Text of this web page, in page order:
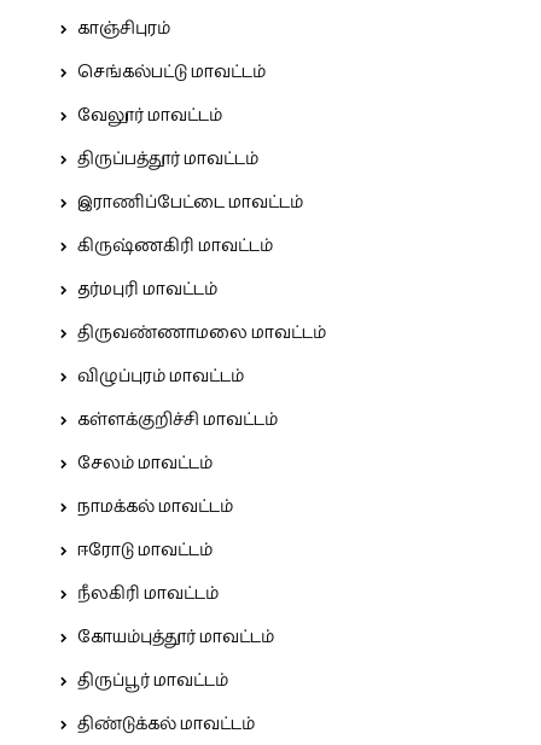
காஞ்சிபுரம்
செங்கல்பட்டு மாவட்டம்
வேலூர் மாவட்டம்
திருப்பத்தூர் மாவட்டம்
இராணிப்பேட்டை மாவட்டம்
கிருஷ்ணகிரி மாவட்டம்
தர்மபுரி மாவட்டம்
திருவண்ணாமலை மாவட்டம்
விழுப்புரம் மாவட்டம்
கள்ளக்குறிச்சி மாவட்டம்
சேலம் மாவட்டம்
நாமக்கல் மாவட்டம்
ஈரோடு மாவட்டம்
நீலகிரி மாவட்டம்
கோயம்புத்தூர் மாவட்டம்
திருப்பூர் மாவட்டம்
திண்டுக்கல் மாவட்டம்